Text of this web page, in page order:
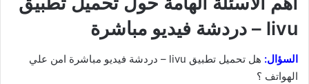
livu – دردشة فيديو مباشرة
السؤال:
هل تحميل تطبيق livu – دردشة فيديو مباشرة امن علي
الهواتف ؟